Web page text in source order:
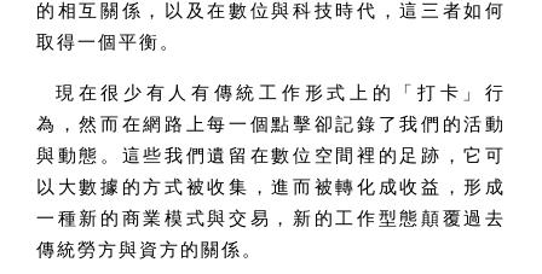
的相互關係，以及在數位與科技時代，這三者如何
取得一個平衡。
現在很少有人有傳統工作形式上的「打卡」行
為，然而在網路上每一個點擊卻記錄了我們的活動
與動態。這些我們遺留在數位空間裡的足跡，它可
以大數據的方式被收集，進而被轉化成收益，形成
一種新的商業模式與交易，新的工作型態顛覆過去
傳統勞方與資方的關係。